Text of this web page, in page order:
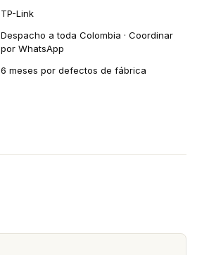
TP-Link
Despacho a toda Colombia · Coordinar
por WhatsApp
6 meses por defectos de fábrica